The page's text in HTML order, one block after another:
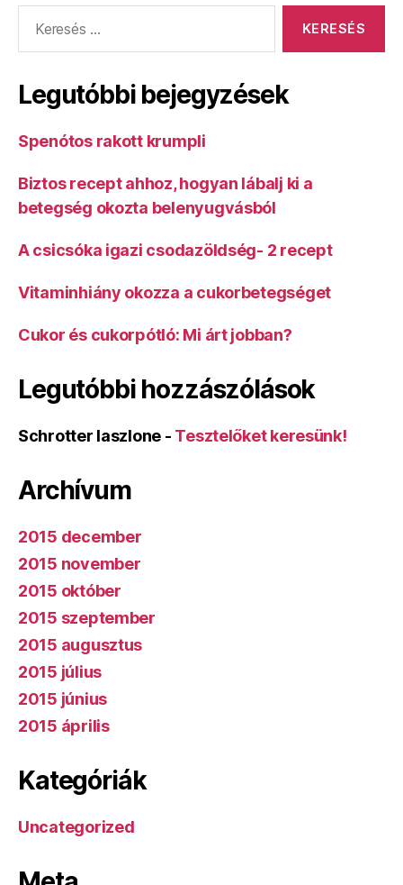
Legutóbbi bejegyzések
Spenótos rakott krumpli
Biztos recept ahhoz, hogyan lábalj ki a
betegség okozta belenyugvásból
A csicsóka igazi csodazöldség- 2 recept
Vitaminhiány okozza a cukorbetegséget
Cukor és cukorpótló: Mi árt jobban?
Legutóbbi hozzászólások
Schrotter laszlone - Tesztelőket keresünk!
Archívum
2015 december
2015 november
2015 október
2015 szeptember
2015 augusztus
2015 július
2015 június
2015 április
Kategóriák
Uncategorized